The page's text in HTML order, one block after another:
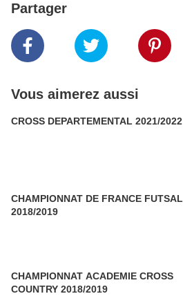
Partager
Vous aimerez aussi
CROSS DEPARTEMENTAL 2021/2022
CHAMPIONNAT DE FRANCE FUTSAL
2018/2019
CHAMPIONNAT ACADEMIE CROSS
COUNTRY 2018/2019